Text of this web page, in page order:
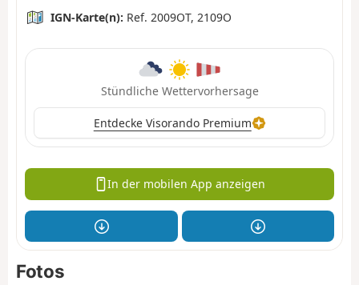
IGN-Karte(n): Ref. 2009OT, 2109O
Stündliche Wettervorhersage
Entdecke Visorando Premium
In der mobilen App anzeigen
Fotos